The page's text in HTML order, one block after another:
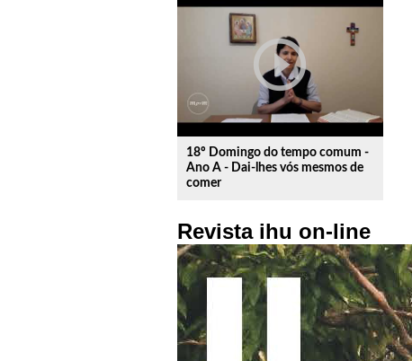
play_circle_outline
18º Domingo do tempo comum -
Ano A - Dai-lhes vós mesmos de
comer
Revista ihu on-line